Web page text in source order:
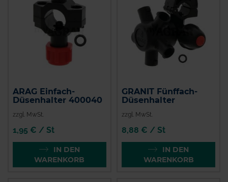
ARAG Einfach-
Düsenhalter 400040
zzgl. MwSt.
1,95 € / St
IN DEN
WARENKORB
GRANIT Fünffach-
Düsenhalter
zzgl. MwSt.
8,88 € / St
IN DEN
WARENKORB